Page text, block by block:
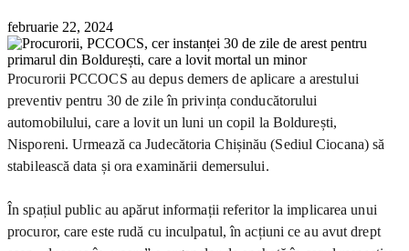
februarie 22, 2024
Procurorii PCCOCS au depus demers de aplicare a arestului
preventiv pentru 30 de zile în privința conducătorului
automobilului, care a lovit un luni un copil la Boldurești,
Nisporeni. Urmează ca Judecătoria Chișinău (Sediul Ciocana) să
stabilească data și ora examinării demersului.
În spațiul public au apărut informații referitor la implicarea unui
procuror, care este rudă cu inculpatul, în acțiuni ce au avut drept